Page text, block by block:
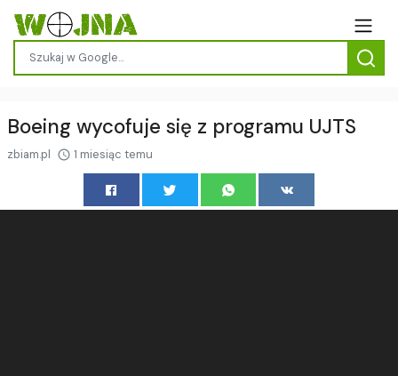
Boeing wycofuje się z programu UJTS
zbiam.pl 1 miesiąc temu